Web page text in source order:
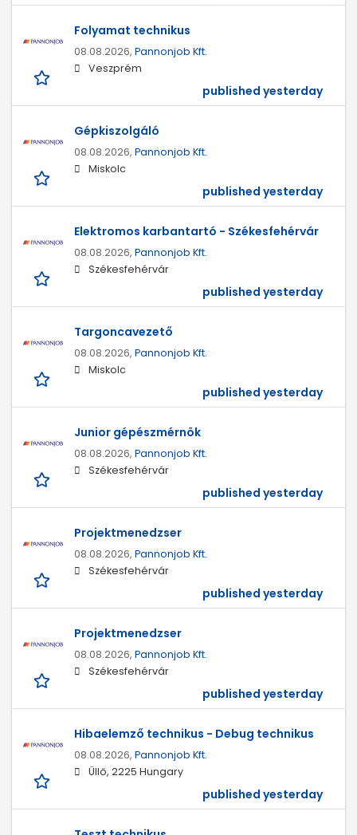
Folyamat technikus
08.08.2026, Pannonjob Kft.
Veszprém
published yesterday
Gépkiszolgáló
08.08.2026, Pannonjob Kft.
Miskolc
published yesterday
Elektromos karbantartó - Székesfehérvár
08.08.2026, Pannonjob Kft.
Székesfehérvár
published yesterday
Targoncavezető
08.08.2026, Pannonjob Kft.
Miskolc
published yesterday
Junior gépészmérnök
08.08.2026, Pannonjob Kft.
Székesfehérvár
published yesterday
Projektmenedzser
08.08.2026, Pannonjob Kft.
Székesfehérvár
published yesterday
Projektmenedzser
08.08.2026, Pannonjob Kft.
Székesfehérvár
published yesterday
Hibaelemző technikus - Debug technikus
08.08.2026, Pannonjob Kft.
Üllő, 2225 Hungary
published yesterday